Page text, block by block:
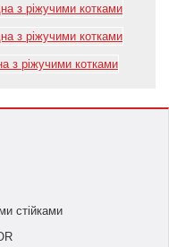
стійками